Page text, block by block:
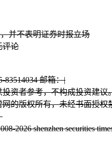
并不表明证券时报立场
评论
83514034 邮箱：|
资者参考，不构成投资建议
的版权所有，未经书面授权
2026 shenzhen securities